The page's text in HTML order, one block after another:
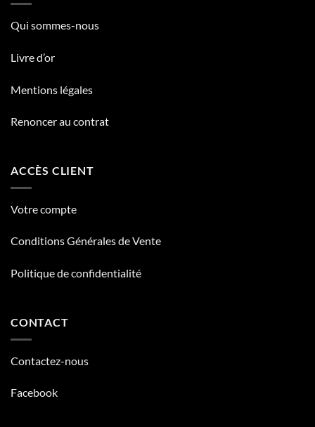
Qui sommes-nous
Livre d’or
Mentions légales
Renoncer au contrat
ACCÈS CLIENT
Votre compte
Conditions Générales de Vente
Politique de confidentialité
CONTACT
Contactez-nous
Facebook